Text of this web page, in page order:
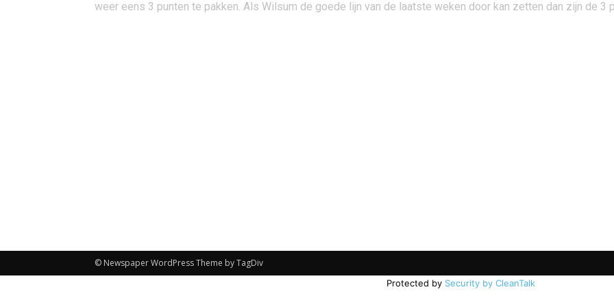
weer eens 3 punten te pakken. Als Wilsum de goede lijn van de laatste weken door kan zetten dan zijn de 3
© Newspaper WordPress Theme by TagDiv
Protected by Security by CleanTalk